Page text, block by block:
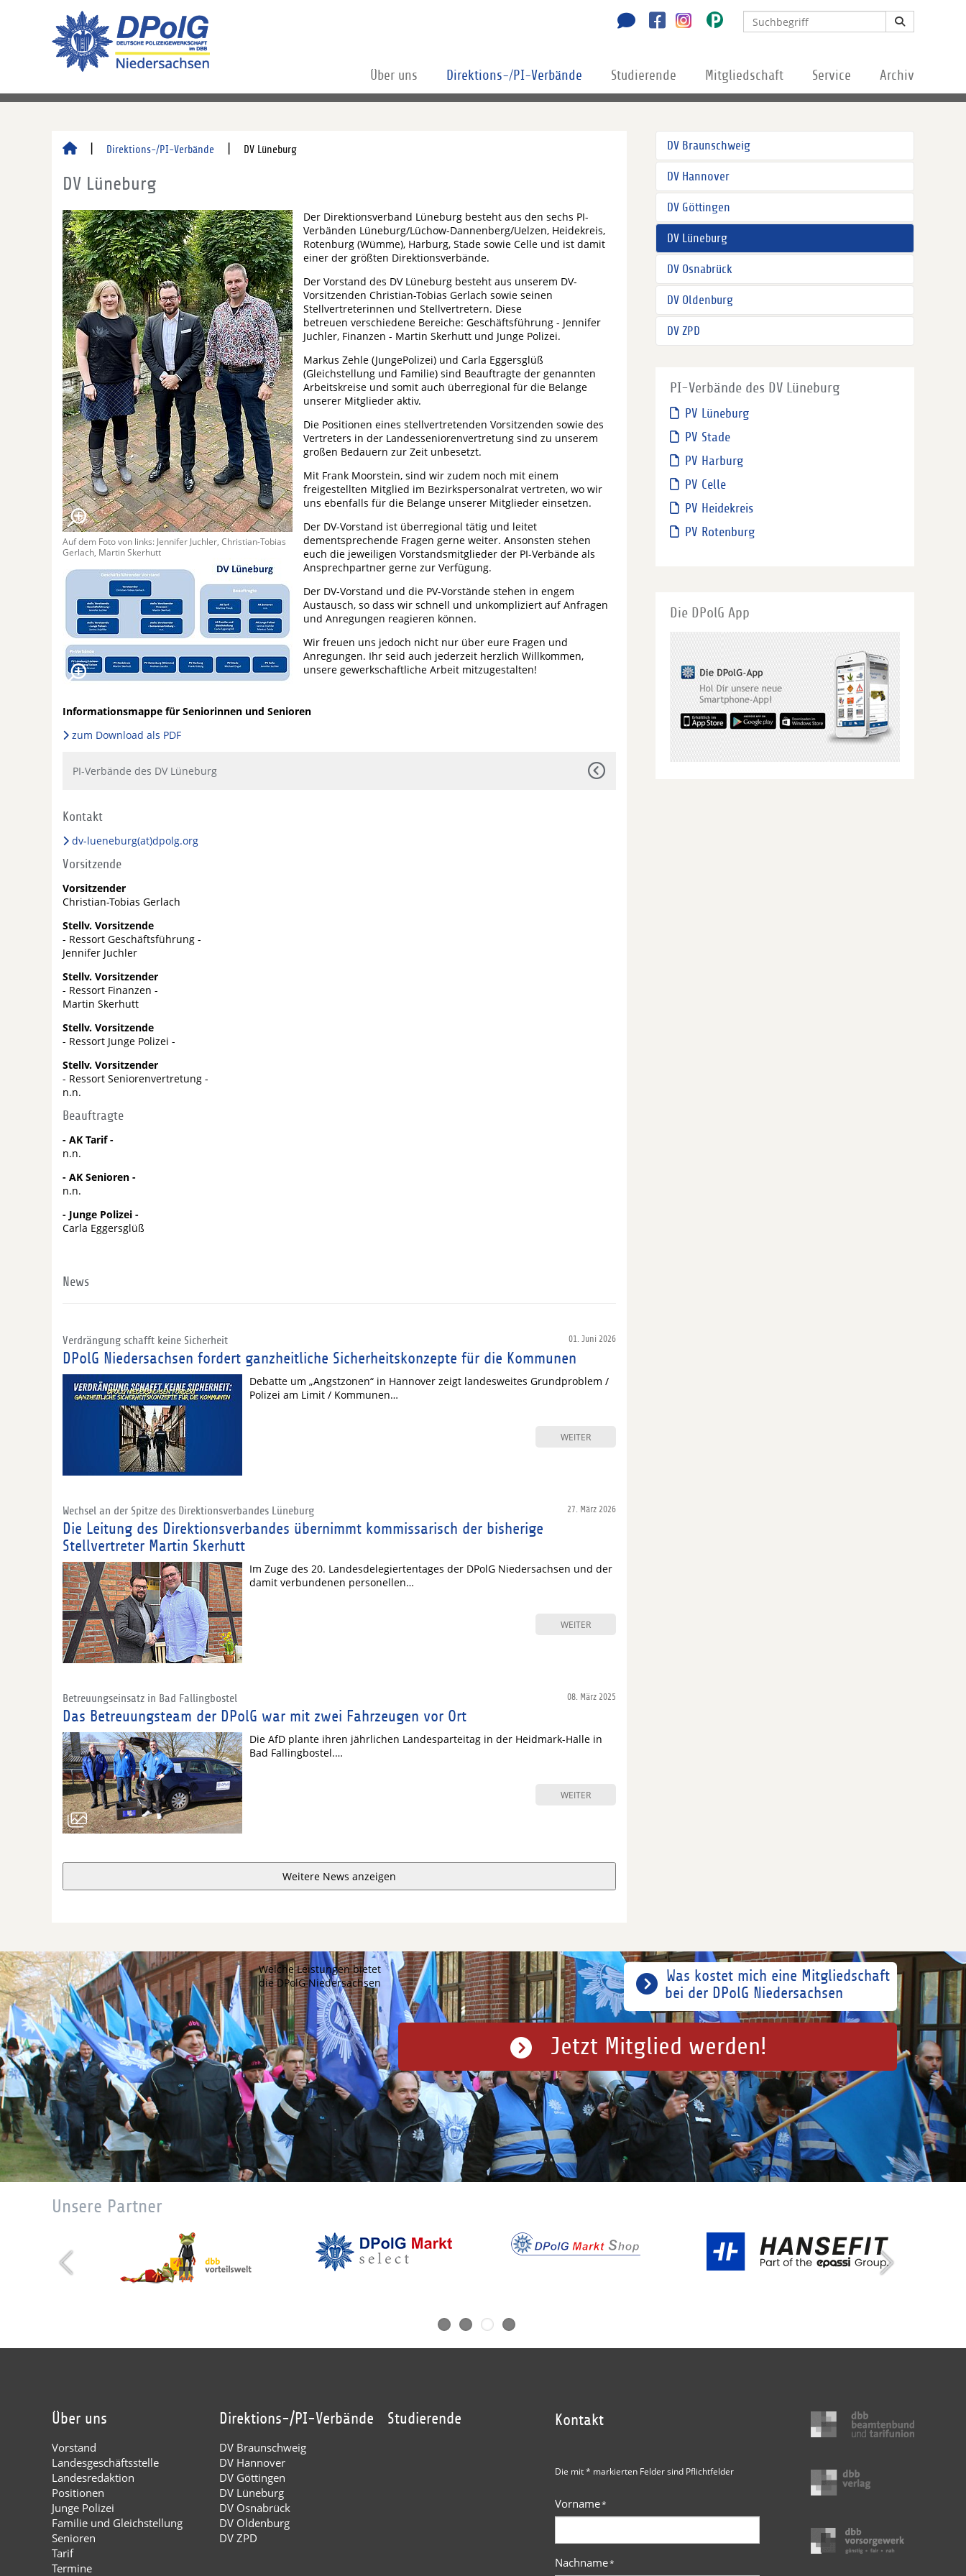
Über uns Direktions-/PI-Verbände Studierende Mitgliedschaft Service Archiv
Direktions-/PI-Verbände DV Lüneburg
DV Lüneburg
Auf dem Foto von links: Jennifer Juchler, Christian-Tobias
Gerlach, Martin Skerhutt
Der Direktionsverband Lüneburg besteht aus den sechs PI-
Verbänden Lüneburg/Lüchow-Dannenberg/Uelzen, Heidekreis,
Rotenburg (Wümme), Harburg, Stade sowie Celle und ist damit
einer der größten Direktionsverbände.
Der Vorstand des DV Lüneburg besteht aus unserem DV-
Vorsitzenden Christian-Tobias Gerlach sowie seinen
Stellvertreterinnen und Stellvertretern. Diese
betreuen verschiedene Bereiche: Geschäftsführung - Jennifer
Juchler, Finanzen - Martin Skerhutt und Junge Polizei.
Markus Zehle (JungePolizei) und Carla Eggersglüß
(Gleichstellung und Familie) sind Beauftragte der genannten
Arbeitskreise und somit auch überregional für die Belange
unserer Mitglieder aktiv.
Die Positionen eines stellvertretenden Vorsitzenden sowie des
Vertreters in der Landesseniorenvertretung sind zu unserem
großen Bedauern zur Zeit unbesetzt.
Mit Frank Moorstein, sind wir zudem noch mit einem
freigestellten Mitglied im Bezirkspersonalrat vertreten, wo wir
uns ebenfalls für die Belange unserer Mitglieder einsetzen.
Der DV-Vorstand ist überregional tätig und leitet
dementsprechende Fragen gerne weiter. Ansonsten stehen
euch die jeweiligen Vorstandsmitglieder der PI-Verbände als
Ansprechpartner gerne zur Verfügung.
Der DV-Vorstand und die PV-Vorstände stehen in engem
Austausch, so dass wir schnell und unkompliziert auf Anfragen
und Anregungen reagieren können.
Wir freuen uns jedoch nicht nur über eure Fragen und
Anregungen. Ihr seid auch jederzeit herzlich Willkommen,
unsere gewerkschaftliche Arbeit mitzugestalten!
Informationsmappe für Seniorinnen und Senioren
zum Download als PDF
PI-Verbände des DV Lüneburg
Kontakt
dv-lueneburg(at)dpolg.org
Vorsitzende
Vorsitzender
Christian-Tobias Gerlach
Stellv. Vorsitzende
- Ressort Geschäftsführung -
Jennifer Juchler
Stellv. Vorsitzender
- Ressort Finanzen -
Martin Skerhutt
Stellv. Vorsitzende
- Ressort Junge Polizei -
Stellv. Vorsitzender
- Ressort Seniorenvertretung -
n.n.
Beauftragte
- AK Tarif -
n.n.
- AK Senioren -
n.n.
- Junge Polizei -
Carla Eggersglüß
News
01. Juni 2026
Verdrängung schafft keine Sicherheit
DPolG Niedersachsen fordert ganzheitliche Sicherheitskonzepte für die Kommunen
Debatte um „Angstzonen“ in Hannover zeigt landesweites Grundproblem /
Polizei am Limit / Kommunen…
WEITER
27. März 2026
Wechsel an der Spitze des Direktionsverbandes Lüneburg
Die Leitung des Direktionsverbandes übernimmt kommissarisch der bisherige
Stellvertreter Martin Skerhutt
Im Zuge des 20. Landesdelegiertentages der DPolG Niedersachsen und der
damit verbundenen personellen…
WEITER
08. März 2025
Betreuungseinsatz in Bad Fallingbostel
Das Betreuungsteam der DPolG war mit zwei Fahrzeugen vor Ort
Die AfD plante ihren jährlichen Landesparteitag in der Heidmark-Halle in
Bad Fallingbostel.…
WEITER
Weitere News anzeigen
DV Braunschweig
DV Hannover
DV Göttingen
DV Lüneburg
DV Osnabrück
DV Oldenburg
DV ZPD
PI-Verbände des DV Lüneburg
PV Lüneburg
PV Stade
PV Harburg
PV Celle
PV Heidekreis
PV Rotenburg
Die DPolG App
Was kostet mich eine Mitgliedschaft
bei der DPolG Niedersachsen
Welche Leistungen bietet
die DPolG Niedersachsen
Jetzt Mitglied werden!
Unsere Partner
Über uns
Vorstand
Landesgeschäftsstelle
Landesredaktion
Positionen
Junge Polizei
Familie und Gleichstellung
Senioren
Tarif
Termine
Direktions-/PI-Verbände
DV Braunschweig
DV Hannover
DV Göttingen
DV Lüneburg
DV Osnabrück
DV Oldenburg
DV ZPD
Studierende Kontakt
Die mit * markierten Felder sind Pflichtfelder
Vorname*
Nachname*